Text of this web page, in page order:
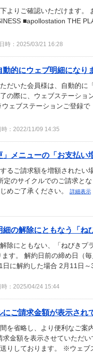
よりご確認いただけます。
■apollostation THE
時：2025/03/21 16:28
的にウェブ明細になり
だいた会員様は、自動的に
の際に、ウェブステーショ
ェブステーションご登録で
時：2022/11/09 14:35
メニューの「お支払い
るご請求額を増額された
のサイクルでのご請求と
めご了承ください。
詳細表示
の解除にともなう「ね
除にともない、「ねびきプ
す。 解約日前の締め日（
に解約した場合 2月11日～
時：2025/04/24 15:44
にご請求金額が表示さ
を省略し、より便利なご案
求金額を表示させていただ
りしております。 ※ウェブ